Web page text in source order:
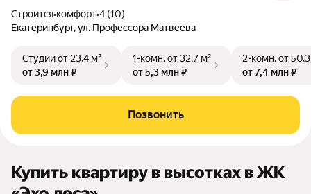
Строится•комфорт•4 (10)
Екатеринбург,ул. Профессора Матвеева
Студииот 23,4 м²
от 3,9 млн ₽
1-комн.от 32,7 м²
от 5,3 млн ₽
2-комн.от
от 7,4 млн ₽
Позвонить
Купить квартиру в высотках в ЖК